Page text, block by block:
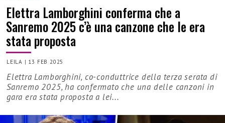
Elettra Lamborghini conferma che a
Sanremo 2025 c’è una canzone che le era
stata proposta
LEILA | 13 FEB 2025
Elettra Lamborghini, co-conduttrice della terza serata di
Sanremo 2025, ha confermato che una delle canzoni in
gara era stata proposta a lei...